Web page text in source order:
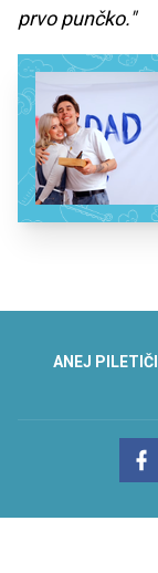
prvo punčko."
ANEJ PILETIČ